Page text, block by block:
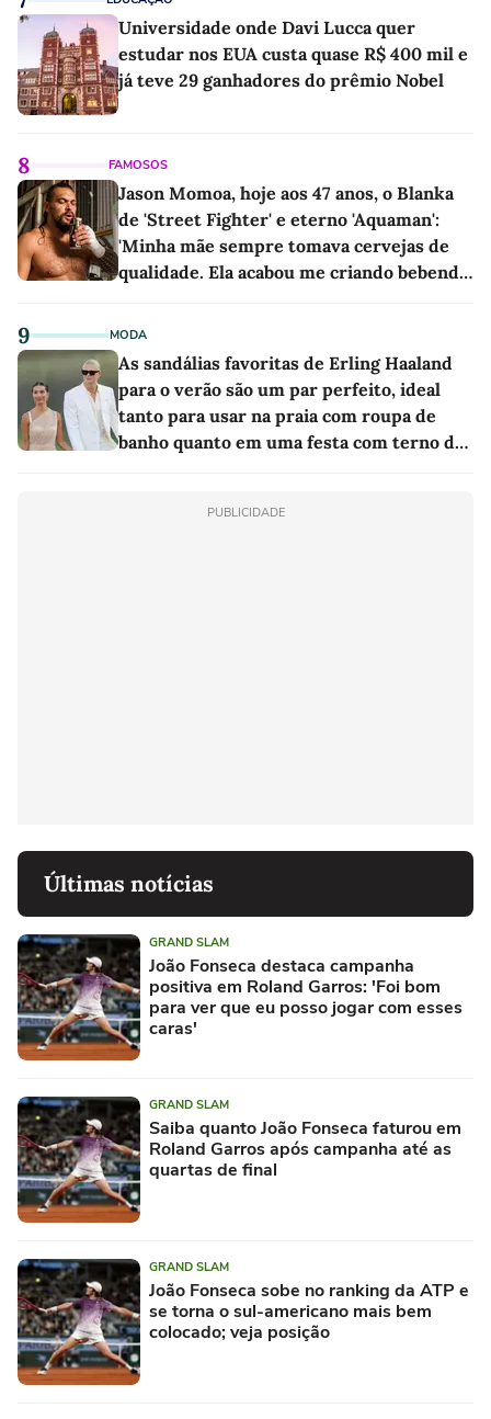
Universidade onde Davi Lucca quer
estudar nos EUA custa quase R$ 400 mil e
já teve 29 ganhadores do prêmio Nobel
8 FAMOSOS
Jason Momoa, hoje aos 47 anos, o Blanka
de 'Street Fighter' e eterno 'Aquaman':
'Minha mãe sempre tomava cervejas de
qualidade. Ela acabou me criando bebendo
9 MODA
As sandálias favoritas de Erling Haaland
para o verão são um par perfeito, ideal
tanto para usar na praia com roupa de
banho quanto em uma festa com terno de
PUBLICIDADE
Últimas notícias
GRAND SLAM
João Fonseca destaca campanha
positiva em Roland Garros: 'Foi bom
para ver que eu posso jogar com esses
caras'
GRAND SLAM
Saiba quanto João Fonseca faturou em
Roland Garros após campanha até as
quartas de final
GRAND SLAM
João Fonseca sobe no ranking da ATP e
se torna o sul-americano mais bem
colocado; veja posição